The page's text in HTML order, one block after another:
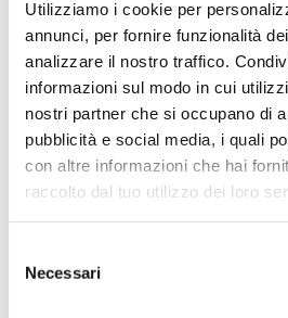
Utilizziamo i cookie per
annunci, per fornire funzionalità
analizzare il nostro traffico.
informazioni sul modo in cui
nostri partner che si occupano di
pubblicità e social media, i quali
con altre informazioni che hai
raccolto dal tuo utilizzo dei loro
delNecessari
FRIGORIFERO LD MAX